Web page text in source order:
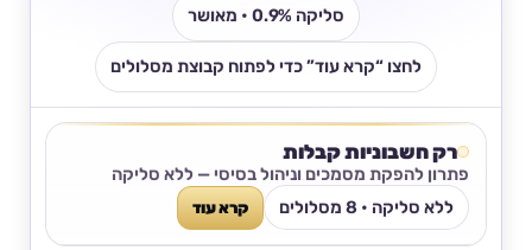
סליקה 0.9% • מאושר
לחצו “קרא עוד” כדי לפתוח קבוצת מסלולים
רק חשבוניות קבלות
פתרון להפקת מסמכים וניהול בסיסי — ללא סליקה
ללא סליקה • 8 מסלולים
קרא עוד